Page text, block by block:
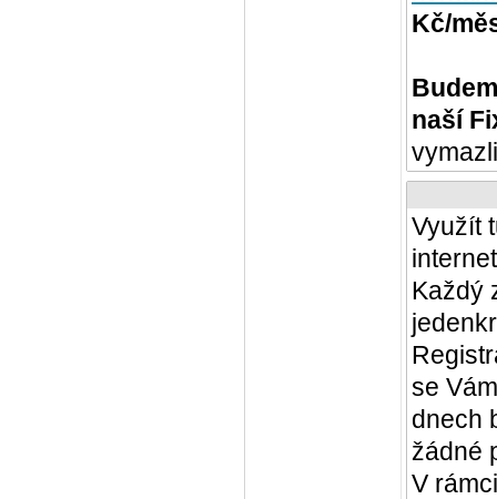
Kč/
naší
Využít
Každý
se
dnech
žádné
V